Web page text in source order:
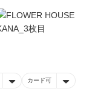
カード可